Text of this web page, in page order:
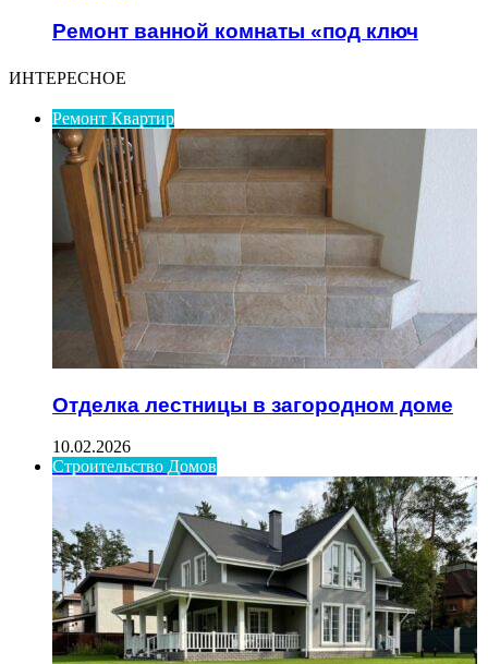
Ремонт ванной комнаты «под ключ
ИНТЕРЕСНОЕ
Ремонт Квартир
Отделка лестницы в загородном доме
10.02.2026
Строительство Домов